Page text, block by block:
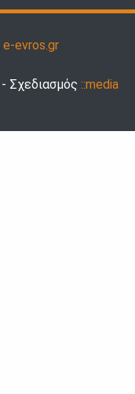
e-evros.gr
Σχεδιασμός ::media